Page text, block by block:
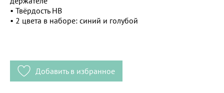
• Твёрдость HB
• 2 цвета в наборе: синий и голубой
Добавить в избранное